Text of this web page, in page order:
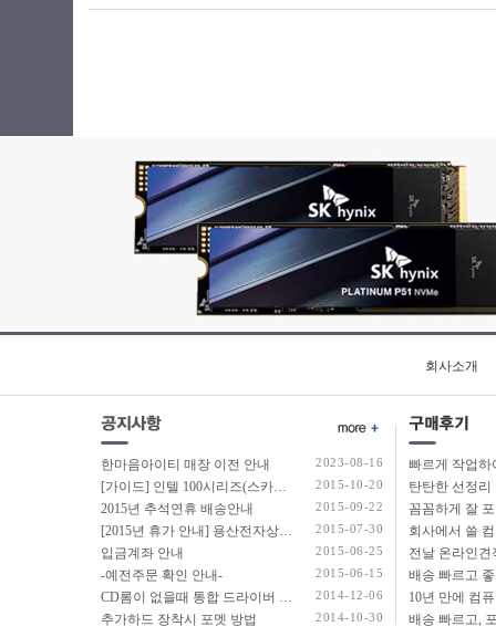
회사소개
한마음아이티 매장 이전 안내 2023-08-16
[가이드] 인텔 100시리즈(스카이레이크보드) 에서 윈도우7 USB 설치 방법 소개 2015-10-20
2015년 추석연휴 배송안내 2015-09-22
[2015년 휴가 안내] 용산전자상가 여름 휴가 안내 2015-07-30
입금계좌 안내 2015-06-25
-예전주문 확인 안내- 2015-06-15
CD롬이 없을때 통합 드라이버 설치법 2014-12-06
추가하드 장착시 포멧 방법 2014-10-30
탄탄한 선정리